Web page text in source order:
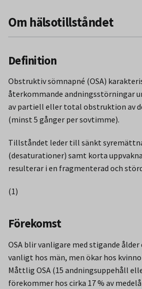
Om hälsotillståndet
Definition
Obstruktiv sömnapné (OSA)
återkommande andningsstörningar
av partiell eller total obstruktion av
(minst 5 gånger per sovtimme).
Tillståndet leder till sänkt
(desaturationer) samt korta
resulterar i en fragmenterad och
(1)
Förekomst
OSA blir vanligare med stigande ålder
vanligt hos män, men ökar hos
Måttlig OSA (15 andningsuppehåll
förekommer hos cirka 17 % av